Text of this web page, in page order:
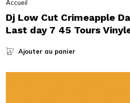
Accueil
Dj Low Cut Crimeapple
Last day 7 45 Tours
Ajouter au panier